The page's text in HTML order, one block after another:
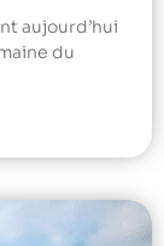
aujourd’hui
du